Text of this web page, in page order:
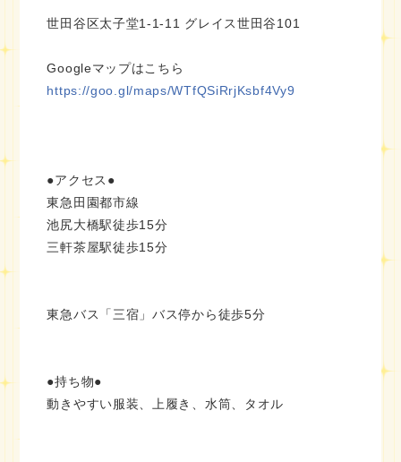
世田谷区太子堂1-1-11 グレイス世田谷101
Googleマップはこちら
https://goo.gl/maps/WTfQSiRrjKsbf4Vy9
●アクセス●
東急田園都市線
池尻大橋駅徒歩15分
三軒茶屋駅徒歩15分
東急バス「三宿」バス停から徒歩5分
●持ち物●
動きやすい服装、上履き、水筒、タオル